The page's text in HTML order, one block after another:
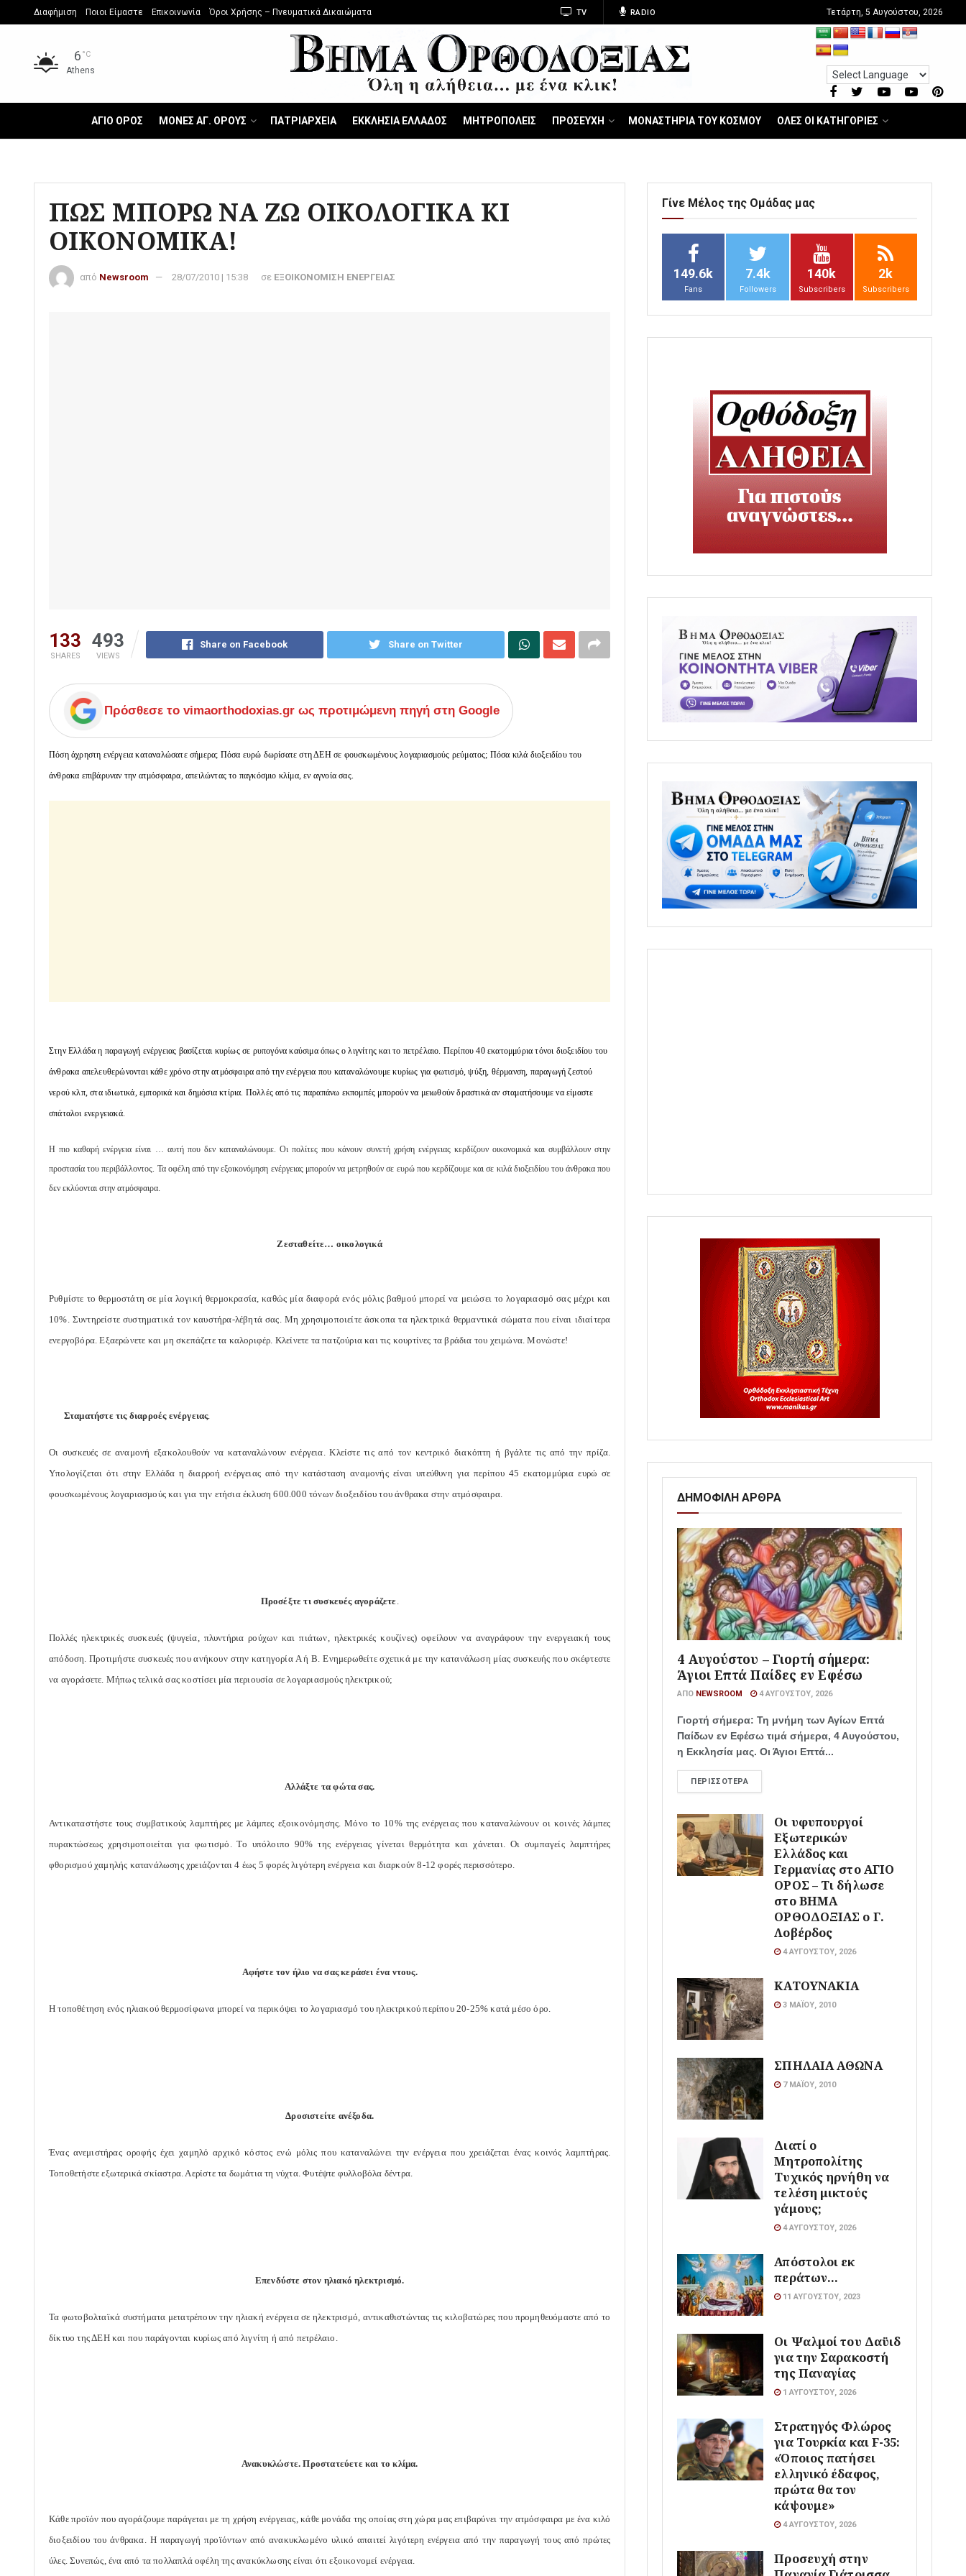
Διαφήμιση Ποιοι Είμαστε Επικοινωνία Όροι Χρήσης – Πνευματικά Δικαιώματα TV RADIO Τετάρτη, 5 Αυγούστου, 2026
6 °C
Athens
ΑΓΙΟ ΟΡΟΣ ΜΟΝΕΣ ΑΓ. ΟΡΟΥΣ ΠΑΤΡΙΑΡΧΕΙΑ ΕΚΚΛΗΣΙΑ ΕΛΛΑΔΟΣ ΜΗΤΡΟΠΟΛΕΙΣ ΠΡΟΣΕΥΧΗ ΜΟΝΑΣΤΗΡΙΑ ΤΟΥ ΚΟΣΜΟΥ ΟΛΕΣ ΟΙ ΚΑΤΗΓΟΡΙΕΣ
ΠΩΣ ΜΠΟΡΩ ΝΑ ΖΩ ΟΙΚΟΛΟΓΙΚΑ ΚΙ
ΟΙΚΟΝΟΜΙΚΑ!
από Newsroom 28/07/2010 | 15:38 σε ΕΞΟΙΚΟΝΟΜΙΣΗ ΕΝΕΡΓΕΙΑΣ
133
SHARES
493
VIEWS
Share on Facebook Share on Twitter
Πρόσθεσε το vimaorthodoxias.gr ως προτιμώμενη πηγή στη Google
Πόση άχρηστη ενέργεια καταναλώσατε σήμερα; Πόσα ευρώ δωρίσατε στη ΔΕΗ σε φουσκωμένους λογαριασμούς ρεύματος; Πόσα κιλά διοξειδίου του
άνθρακα επιβάρυναν την ατμόσφαιρα, απειλώντας το παγκόσμιο κλίμα, εν αγνοία σας.
Στην Ελλάδα η παραγωγή ενέργειας βασίζεται κυρίως σε ρυπογόνα καύσιμα όπως ο λιγνίτης και το πετρέλαιο. Περίπου 40 εκατομμύρια τόνοι διοξειδίου του
άνθρακα απελευθερώνονται κάθε χρόνο στην ατμόσφαιρα από την ενέργεια που καταναλώνουμε κυρίως για φωτισμό, ψύξη, θέρμανση, παραγωγή ζεστού
νερού κλπ, στα ιδιωτικά, εμπορικά και δημόσια κτίρια. Πολλές από τις παραπάνω εκπομπές μπορούν να μειωθούν δραστικά αν σταματήσουμε να είμαστε
σπάταλοι ενεργειακά.
Η πιο καθαρή ενέργεια είναι … αυτή που δεν καταναλώνουμε. Οι πολίτες που κάνουν συνετή χρήση ενέργειας κερδίζουν οικονομικά και συμβάλλουν στην
προστασία του περιβάλλοντος. Τα οφέλη από την εξοικονόμηση ενέργειας μπορούν να μετρηθούν σε ευρώ που κερδίζουμε και σε κιλά διοξειδίου του άνθρακα που
δεν εκλύονται στην ατμόσφαιρα.
Ζεσταθείτε… οικολογικά
Ρυθμίστε το θερμοστάτη σε μία λογική θερμοκρασία, καθώς μία διαφορά ενός μόλις βαθμού μπορεί να μειώσει το λογαριασμό σας μέχρι και
10%. Συντηρείστε συστηματικά τον καυστήρα-λέβητά σας. Μη χρησιμοποιείτε άσκοπα τα ηλεκτρικά θερμαντικά σώματα που είναι ιδιαίτερα
ενεργοβόρα. Εξαερώνετε και μη σκεπάζετε τα καλοριφέρ. Κλείνετε τα πατζούρια και τις κουρτίνες τα βράδια του χειμώνα. Μονώστε!
Σταματήστε τις διαρροές ενέργειας.
Οι συσκευές σε αναμονή εξακολουθούν να καταναλώνουν ενέργεια. Κλείστε τις από τον κεντρικό διακόπτη ή βγάλτε τις από την πρίζα.
Υπολογίζεται ότι στην Ελλάδα η διαρροή ενέργειας από την κατάσταση αναμονής είναι υπεύθυνη για περίπου 45 εκατομμύρια ευρώ σε
φουσκωμένους λογαριασμούς και για την ετήσια έκλυση 600.000 τόνων διοξειδίου του άνθρακα στην ατμόσφαιρα.
Προσέξτε τι συσκευές αγοράζετε.
Πολλές ηλεκτρικές συσκευές (ψυγεία, πλυντήρια ρούχων και πιάτων, ηλεκτρικές κουζίνες) οφείλουν να αναγράφουν την ενεργειακή τους
απόδοση. Προτιμήστε συσκευές που ανήκουν στην κατηγορία Α ή Β. Ενημερωθείτε σχετικά με την κατανάλωση μίας συσκευής που σκέφτεστε
να αγοράσετε. Μήπως τελικά σας κοστίσει μία περιουσία σε λογαριασμούς ηλεκτρικού;
Αλλάξτε τα φώτα σας.
Αντικαταστήστε τους συμβατικούς λαμπτήρες με λάμπες εξοικονόμησης. Μόνο το 10% της ενέργειας που καταναλώνουν οι κοινές λάμπες
πυρακτώσεως χρησιμοποιείται για φωτισμό. Το υπόλοιπο 90% της ενέργειας γίνεται θερμότητα και χάνεται. Οι συμπαγείς λαμπτήρες
φθορισμού χαμηλής κατανάλωσης χρειάζονται 4 έως 5 φορές λιγότερη ενέργεια και διαρκούν 8-12 φορές περισσότερο.
Αφήστε τον ήλιο να σας κεράσει ένα ντους.
Η τοποθέτηση ενός ηλιακού θερμοσίφωνα μπορεί να περικόψει το λογαριασμό του ηλεκτρικού περίπου 20-25% κατά μέσο όρο.
Δροσιστείτε ανέξοδα.
Ένας ανεμιστήρας οροφής έχει χαμηλό αρχικό κόστος ενώ μόλις που καταναλώνει την ενέργεια που χρειάζεται ένας κοινός λαμπτήρας.
Τοποθετήστε εξωτερικά σκίαστρα. Αερίστε τα δωμάτια τη νύχτα. Φυτέψτε φυλλοβόλα δέντρα.
Επενδύστε στον ηλιακό ηλεκτρισμό.
Τα φωτοβολταϊκά συστήματα μετατρέπουν την ηλιακή ενέργεια σε ηλεκτρισμό, αντικαθιστώντας τις κιλοβατώρες που προμηθευόμαστε από το
δίκτυο της ΔΕΗ και που παράγονται κυρίως από λιγνίτη ή από πετρέλαιο.
Ανακυκλώστε. Προστατεύετε και το κλίμα.
Κάθε προϊόν που αγοράζουμε παράγεται με τη χρήση ενέργειας, κάθε μονάδα της οποίας στη χώρα μας επιβαρύνει την ατμόσφαιρα με ένα κιλό
διοξειδίου του άνθρακα. Η παραγωγή προϊόντων από ανακυκλωμένο υλικό απαιτεί λιγότερη ενέργεια από την παραγωγή τους από πρώτες
ύλες. Συνεπώς, ένα από τα πολλαπλά οφέλη της ανακύκλωσης είναι ότι εξοικονομεί ενέργεια.
Γίνε Μέλος της Ομάδας μας
149.6k
Fans
7.4k
Followers
140k
Subscribers
2k
Subscribers
ΔΗΜΟΦΙΛΗ ΑΡΘΡΑ
4 Αυγούστου – Γιορτή σήμερα:
Άγιοι Επτά Παίδες εν Εφέσω
ΑΠΌ NEWSROOM 4 ΑΥΓΟΎΣΤΟΥ, 2026
Γιορτή σήμερα: Τη μνήμη των Αγίων Επτά
Παίδων εν Εφέσω τιμά σήμερα, 4 Αυγούστου,
η Εκκλησία μας. Οι Άγιοι Επτά...
ΠΕΡΙΣΣΌΤΕΡΑ
Οι υφυπουργοί
Εξωτερικών
Ελλάδος και
Γερμανίας στο ΑΓΙΟ
ΟΡΟΣ – Τι δήλωσε
στο ΒΗΜΑ
ΟΡΘΟΔΟΞΙΑΣ ο Γ.
Λοβέρδος
4 ΑΥΓΟΎΣΤΟΥ, 2026
ΚΑΤΟΥΝΑΚΙΑ
3 ΜΑΪ́ΟΥ, 2010
ΣΠΗΛΑΙΑ ΑΘΩΝΑ
7 ΜΑΪ́ΟΥ, 2010
Διατί ο
Μητροπολίτης
Τυχικός ηρνήθη να
τελέση μικτούς
γάμους;
4 ΑΥΓΟΎΣΤΟΥ, 2026
Απόστολοι εκ
περάτων…
11 ΑΥΓΟΎΣΤΟΥ, 2023
Οι Ψαλμοί του Δαϋιδ
για την Σαρακοστή
της Παναγίας
1 ΑΥΓΟΎΣΤΟΥ, 2026
Στρατηγός Φλώρος
για Τουρκία και F-35:
«Όποιος πατήσει
ελληνικό έδαφος,
πρώτα θα τον
κάψουμε»
4 ΑΥΓΟΎΣΤΟΥ, 2026
Προσευχή στην